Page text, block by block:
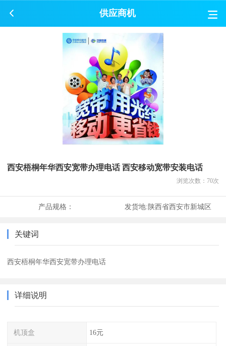
供应商机
西安梧桐年华西安宽带办理电话 西安移动宽带安装电话
浏览次数： 70次
产品规格： 发货地:陕西省西安市新城区
关键词
西安梧桐年华西安宽带办理电话
详细说明
机顶盒 16元